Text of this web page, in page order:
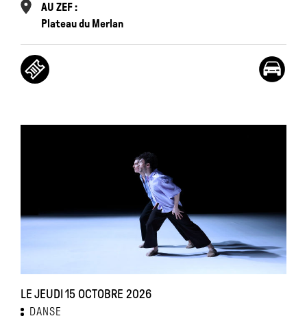
AU ZEF :
Plateau du Merlan
LE JEUDI 15 OCTOBRE 2026
DANSE